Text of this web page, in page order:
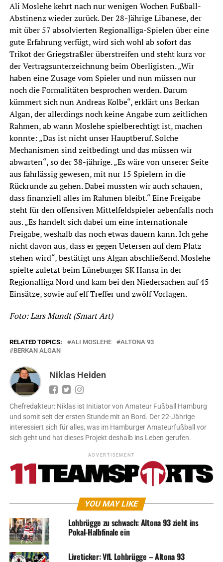
Ali Moslehe kehrt nach nur wenigen Wochen Fußball-
Abstinenz wieder zurück. Der 28-Jährige Libanese, der
mit über 57 absolvierten Regionalliga-Spielen über eine
gute Erfahrung verfügt, wird sich wohl ab sofort das
Trikot der Griegstraßler überstreifen und steht kurz vor
der Vertragsunterzeichnung beim Oberligisten. „Wir
haben eine Zusage vom Spieler und nun müssen nur
noch die Formalitäten besprochen werden. Darum
kümmert sich nun Andreas Kolbe“, erklärt uns Berkan
Algan, der allerdings noch keine Angabe zum zeitlichen
Rahmen, ab wann Moslehe spielberechtigt ist, machen
konnte: „Das ist nicht unser Hauptberuf. Solche
Mechanismen sind zeitbedingt und das müssen wir
abwarten“, so der 38-jährige. „Es wäre von unserer Seite
aus fahrlässig gewesen, mit nur 15 Spielern in die
Rückrunde zu gehen. Dabei mussten wir auch schauen,
dass finanziell alles im Rahmen bleibt.“ Eine Freigabe
steht für den offensiven Mittelfeldspieler aebenfalls noch
aus. „Es handelt sich dabei um eine internationale
Freigabe, weshalb das noch etwas dauern kann. Ich gehe
nicht davon aus, dass er gegen Uetersen auf dem Platz
stehen wird“, bestätigt uns Algan abschließend. Moslehe
spielte zuletzt beim Lüneburger SK Hansa in der
Regionalliga Nord und kam bei den Niedersachen auf 45
Einsätze, sowie auf elf Treffer und zwölf Vorlagen.
Foto: Lars Mundt (Smart Art)
RELATED TOPICS: ALI MOSLEHE
ALTONA 93
BERKAN ALGAN
Niklas Heiden
Chefredakteur: Niklas ist Initiator von Amateur Fußball Hamburg
und somit seit der ersten Stunde mit an Bord. Der 22-Jährige
interessiert sich für alles, was im Hamburger Amateurfußball vor
sich geht und hat dieses Projekt deshalb ins Leben gerufen.
ADVERTISEMENT
YOU MAY LIKE
Lohbrügge zu schwach: Altona 93 zieht ins
Pokal-Halbfinale ein
Liveticker: VfL Lohbrügge – Altona 93